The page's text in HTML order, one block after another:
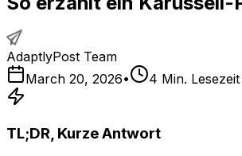
AdaptlyPost Team
March 20, 2026• 4 Min. Lesezeit
TL;DR, Kurze Antwort